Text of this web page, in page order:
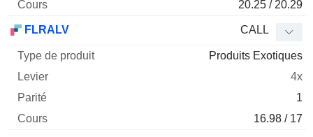
20.25 / 20.29
FLRALV CALL
Produits Exotiques
4x
1
16.98 / 17